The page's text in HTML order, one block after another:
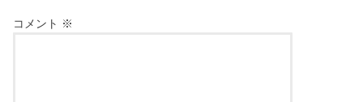
コメント ※